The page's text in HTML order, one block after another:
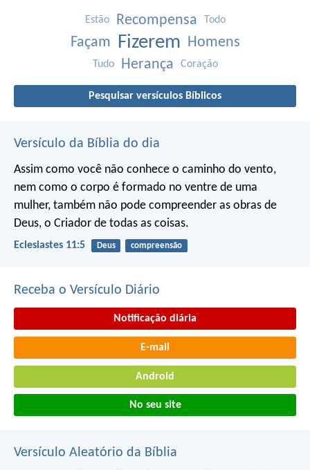
Estão Recompensa Todo
Façam Fizerem Homens
Tudo Herança Coração
Pesquisar versículos Bíblicos
Versículo da Bíblia do dia
Assim como você não conhece o caminho do vento,
nem como o corpo é formado no ventre de uma
mulher, também não pode compreender as obras de
Deus, o Criador de todas as coisas.
Eclesiastes 11:5 Deus compreensão
Receba o Versículo Diário
Notificação diária
E-mail
Android
No seu site
Versículo Aleatório da Bíblia